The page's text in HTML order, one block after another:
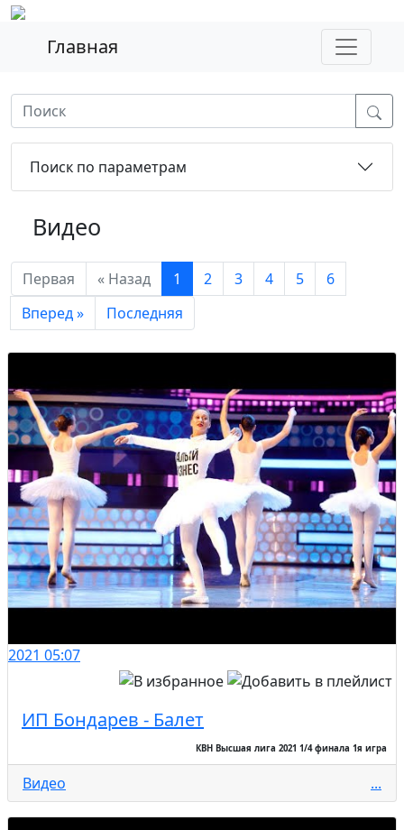
Главная
Поиск по параметрам
Видео
Первая « Назад 1 2 3 4 5
6
Вперед »
Последняя
2021 05:07
ИП Бондарев - Балет
КВН Высшая лига 2021 1/4 финала 1я игра
Видео ...